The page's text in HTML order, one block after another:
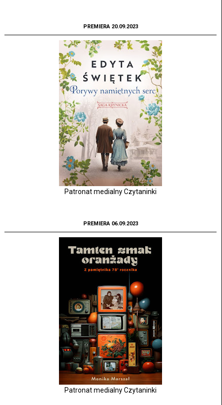
PREMIERA 20.09.2023
Patronat medialny Czytaninki
PREMIERA 06.09.2023
Patronat medialny Czytaninki